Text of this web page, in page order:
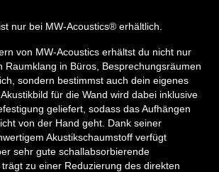
nur bei MW-Acoustics® erhältlich.
von MW-Acoustics erhältst du nicht nur
Raumklang in Büros, Besprechungsräumen
sondern bestimmst auch dein eigenes
für die Wand wird dabei inklusive
geliefert, sodass das Aufhängen
von der Hand geht. Dank seiner
Akustikschaumstoff verfügt
sehr gute schallabsorbierende
zu einer Reduzierung des direkten